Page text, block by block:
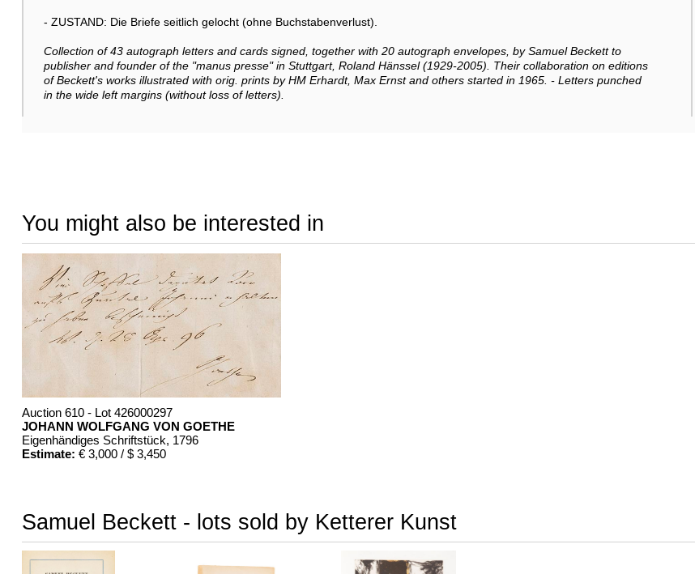
- ZUSTAND: Die Briefe seitlich gelocht (ohne Buchstabenverlust).
Collection of 43 autograph letters and cards signed, together with 20 autograph envelopes, by Samuel Beckett to
publisher and founder of the "manus presse" in Stuttgart, Roland Hänssel (1929-2005). Their collaboration on editions
of Beckett's works illustrated with orig. prints by HM Erhardt, Max Ernst and others started in 1965. - Letters punched
in the wide left margins (without loss of letters).
You might also be interested in
Auction 610 - Lot 426000297
JOHANN WOLFGANG VON GOETHE
Eigenhändiges Schriftstück, 1796
Estimate: € 3,000 / $ 3,450
Samuel Beckett - lots sold by Ketterer Kunst